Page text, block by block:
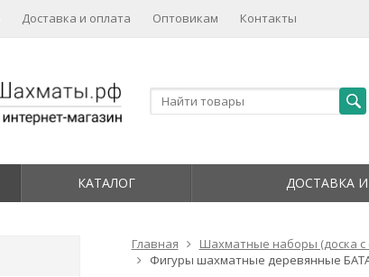
Доставка и оплата Оптовикам Контакты
КАТАЛОГ ДОСТАВКА
Главная Шахматные наборы (доска с
Фигуры шахматные деревянные